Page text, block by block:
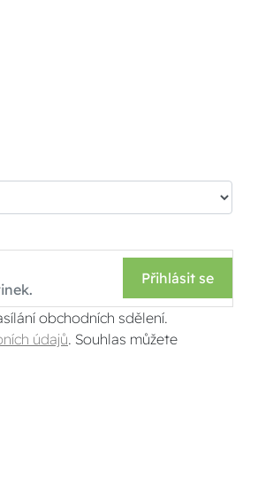
Přihlásit se
obchodních sdělení.
údajů. Souhlas můžete